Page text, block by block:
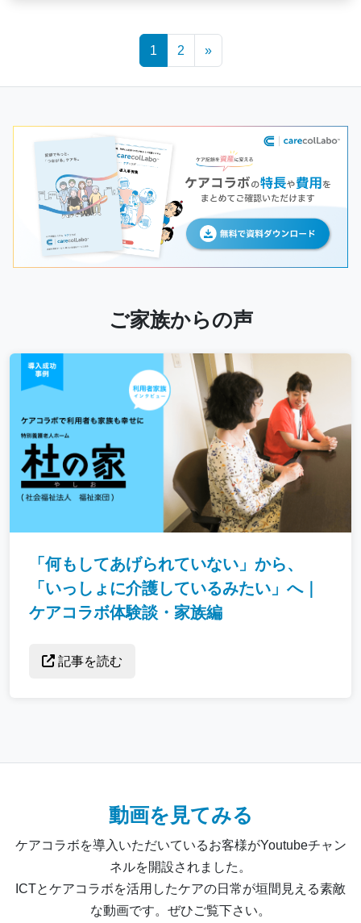
1 2 »
ご家族からの声
「何もしてあげられていない」から、
「いっしょに介護しているみたい」へ｜
ケアコラボ体験談・家族編
記事を読む
動画を見てみる
ケアコラボを導入いただいているお客様がYoutubeチャン
ネルを開設されました。
ICTとケアコラボを活用したケアの日常が垣間見える素敵
な動画です。ぜひご覧下さい。